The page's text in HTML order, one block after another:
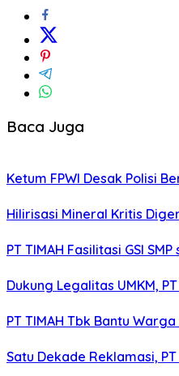
Baca Juga
Ketum FPWI Desak Polisi
Hilirisasi Mineral Kritis
PT TIMAH Fasilitasi GSI
Dukung Legalitas UMKM,
PT TIMAH Tbk Bantu
Satu Dekade Reklamasi,